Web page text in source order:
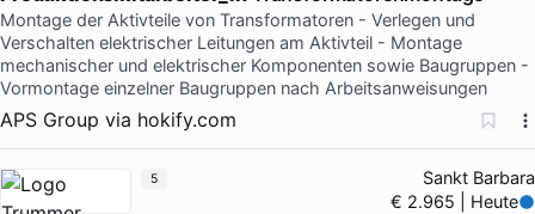
Montage der Aktivteile von Transformatoren - Verlegen und
Verschalten elektrischer Leitungen am Aktivteil - Montage
mechanischer und elektrischer Komponenten sowie Baugruppen -
Vormontage einzelner Baugruppen nach Arbeitsanweisungen
APS Group via hokify.com
Sankt Barbara
€ 2.965 | Heute
5